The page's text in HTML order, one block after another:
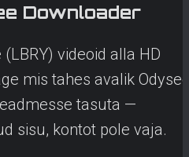
Downloader
videoid alla HD
mis tahes avalik
tasuta —
sisu, kontot pole vaja.